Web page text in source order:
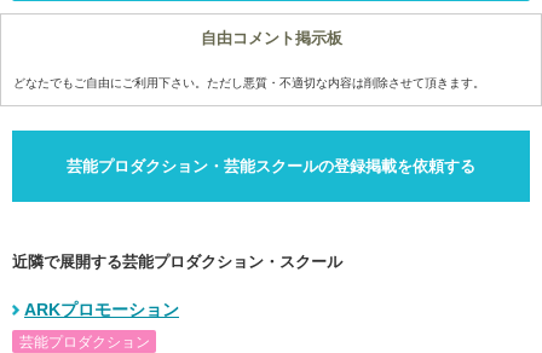
自由コメント掲示板
どなたでもご自由にご利用下さい。ただし悪質・不適切な内容は削除させて頂きます。
芸能プロダクション・芸能スクールの登録掲載を依頼する
近隣で展開する芸能プロダクション・スクール
ARKプロモーション
芸能プロダクション